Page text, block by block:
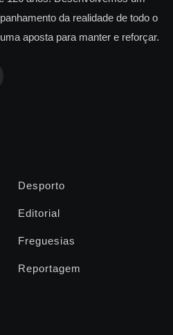
da realidade de todo o
aposta para manter e reforçar.
Desporto
Editorial
Freguesias
Reportagem